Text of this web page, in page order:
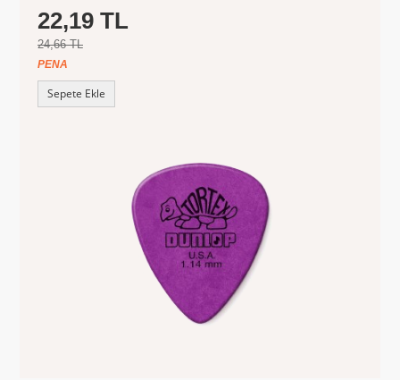
22,19 TL
24,66 TL
PENA
Sepete Ekle